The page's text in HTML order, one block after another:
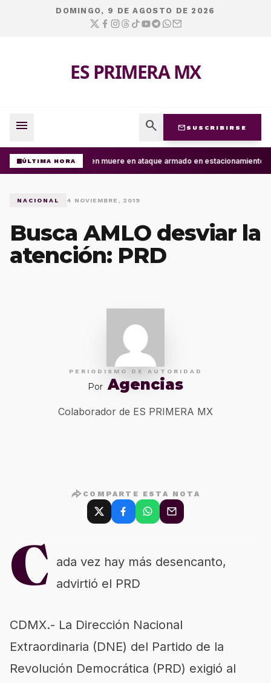
DOMINGO, 9 DE AGOSTO DE 2026
ES PRIMERA MX
menu search mail SUSCRIBIRSE
ÚLTIMA HORA Joven muere en ataque armado en estacionamiento
NACIONAL 4 NOVIEMBRE, 2019
Busca AMLO desviar la
atención: PRD
PERIODISMO DE AUTORIDAD
Por Agencias
Colaborador de ES PRIMERA MX
COMPARTE ESTA NOTA
C ada vez hay más desencanto,
advirtió el PRD
CDMX.- La Dirección Nacional
Extraordinaria (DNE) del Partido de la
Revolución Democrática (PRD) exigió al